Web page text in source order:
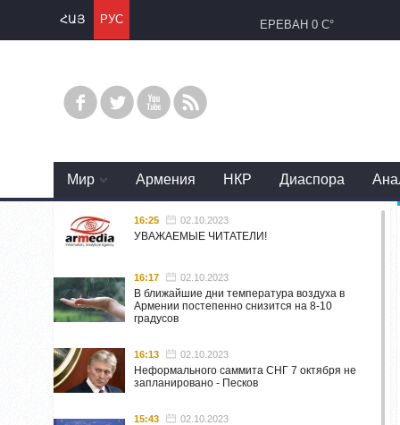
ՀԱՅ РУС ЕРЕВАН 0 C°
Mир Армения НКР Диаспора
16:25 02.10.2023
УВАЖАЕМЫЕ ЧИТАТЕЛИ!
16:17 02.10.2023
В ближайшие дни температура воздуха в
Армении постепенно снизится на 8-10
градусов
16:13 02.10.2023
Неформального саммита СНГ 7 октября не
запланировано - Песков
15:43 02.10.2023